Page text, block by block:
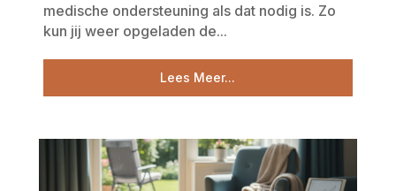
medische ondersteuning als dat nodig is. Zo
kun jij weer opgeladen de...
Lees Meer...